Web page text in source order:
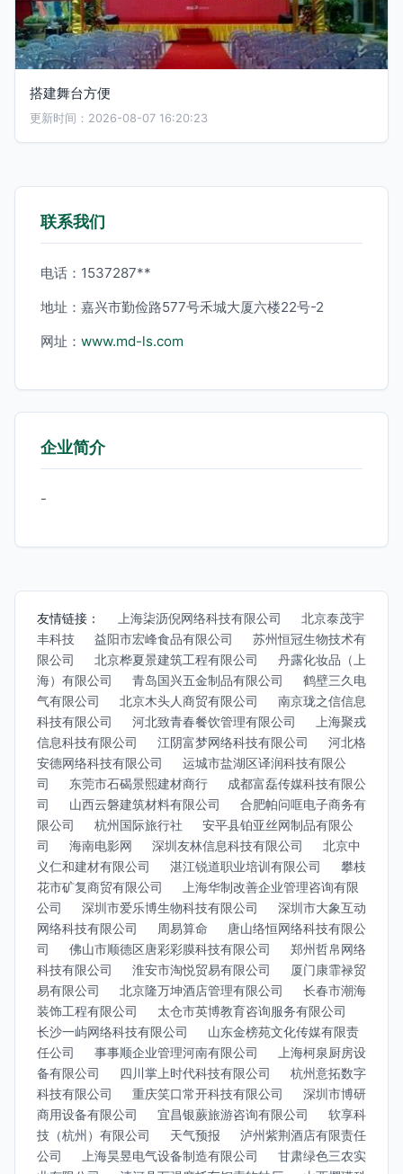
搭建舞台方便
更新时间：2026-08-07 16:20:23
联系我们
电话：1537287**
地址：嘉兴市勤俭路577号禾城大厦六楼22号-2
网址： www.md-ls.com
企业简介
-
友情链接： 上海柒沥倪网络科技有限公司
北京泰茂宇
丰科技
益阳市宏峰食品有限公司
苏州恒冠生物技术有
限公司
北京桦夏景建筑工程有限公司
丹露化妆品（上
海）有限公司
青岛国兴五金制品有限公司
鹤壁三久电
气有限公司
北京木头人商贸有限公司
南京珑之信信息
科技有限公司
河北致青春餐饮管理有限公司
上海聚戎
信息科技有限公司
江阴富梦网络科技有限公司
河北格
安德网络科技有限公司
运城市盐湖区译润科技有限公
司
东莞市石碣景熙建材商行
成都富磊传媒科技有限公
司
山西云磐建筑材料有限公司
合肥帕问哐电子商务有
限公司
杭州国际旅行社
安平县铂亚丝网制品有限公
司
海南电影网 深圳友林信息科技有限公司
北京中
义仁和建材有限公司
湛江锐道职业培训有限公司
攀枝
花市矿复商贸有限公司
上海华制改善企业管理咨询有限
公司
深圳市爱乐博生物科技有限公司
深圳市大象互动
网络科技有限公司
周易算命
唐山络恒网络科技有限公
司
佛山市顺德区唐彩彩膜科技有限公司
郑州哲帛网络
科技有限公司
淮安市淘悦贸易有限公司
厦门康霏禄贸
易有限公司
北京隆万坤酒店管理有限公司
长春市潮海
装饰工程有限公司
太仓市英博教育咨询服务有限公司
长沙一屿网络科技有限公司
山东金榜苑文化传媒有限责
任公司
事事顺企业管理河南有限公司
上海柯泉厨房设
备有限公司
四川掌上时代科技有限公司
杭州意拓数字
科技有限公司
重庆笑口常开科技有限公司
深圳市博研
商用设备有限公司
宜昌银蕨旅游咨询有限公司
软享科
技（杭州）有限公司
天气预报
泸州紫荆酒店有限责任
公司
上海昊昱电气设备制造有限公司
甘肃绿色三农实